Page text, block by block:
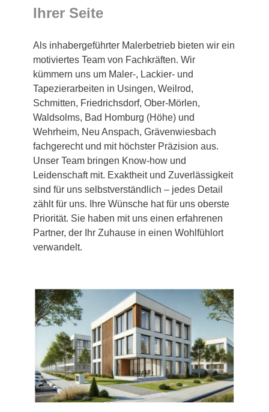
Ihrer Seite
Als inhabergeführter Malerbetrieb bieten wir ein
motiviertes Team von Fachkräften. Wir
kümmern uns um Maler-, Lackier- und
Tapezierarbeiten in Usingen, Weilrod,
Schmitten, Friedrichsdorf, Ober-Mörlen,
Waldsolms, Bad Homburg (Höhe) und
Wehrheim, Neu Anspach, Grävenwiesbach
fachgerecht und mit höchster Präzision aus.
Unser Team bringen Know-how und
Leidenschaft mit. Exaktheit und Zuverlässigkeit
sind für uns selbstverständlich – jedes Detail
zählt für uns. Ihre Wünsche hat für uns oberste
Priorität. Sie haben mit uns einen erfahrenen
Partner, der Ihr Zuhause in einen Wohlfühlort
verwandelt.